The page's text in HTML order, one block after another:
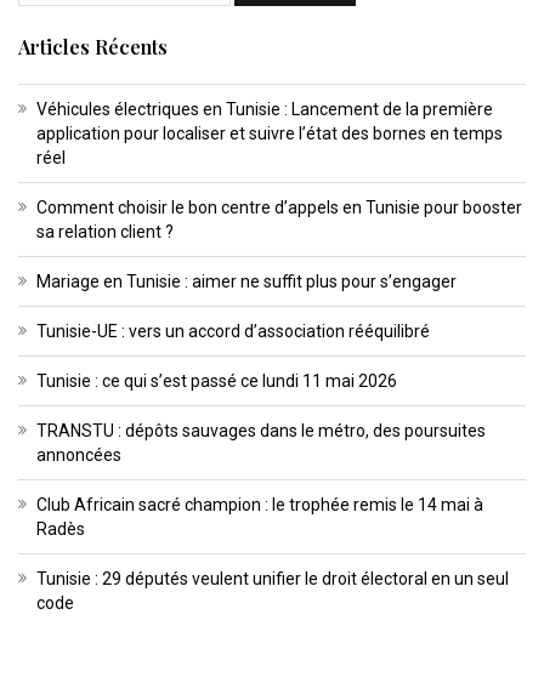
Articles Récents
Véhicules électriques en Tunisie : Lancement de la première
application pour localiser et suivre l’état des bornes en temps
réel
Comment choisir le bon centre d’appels en Tunisie pour booster
sa relation client ?
Mariage en Tunisie : aimer ne suffit plus pour s’engager
Tunisie-UE : vers un accord d’association rééquilibré
Tunisie : ce qui s’est passé ce lundi 11 mai 2026
TRANSTU : dépôts sauvages dans le métro, des poursuites
annoncées
Club Africain sacré champion : le trophée remis le 14 mai à
Radès
Tunisie : 29 députés veulent unifier le droit électoral en un seul
code